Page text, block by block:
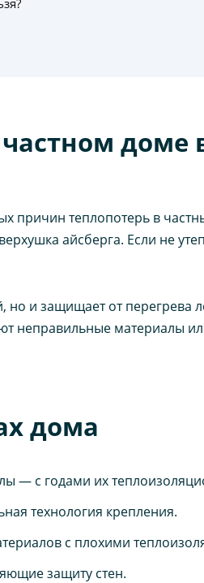
доме
причин теплопотерь в
айсберга. Если не
но и защищает от
неправильные материалы
дома
— с годами их
технология крепления.
с плохими
защиту стен.